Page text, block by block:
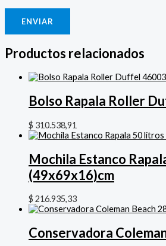
Productos relacionados
Bolso Rapala Roller
$ 310.538,91
Mochila Estanco
(49x69x16)cm
$ 216.935,33
Conservadora